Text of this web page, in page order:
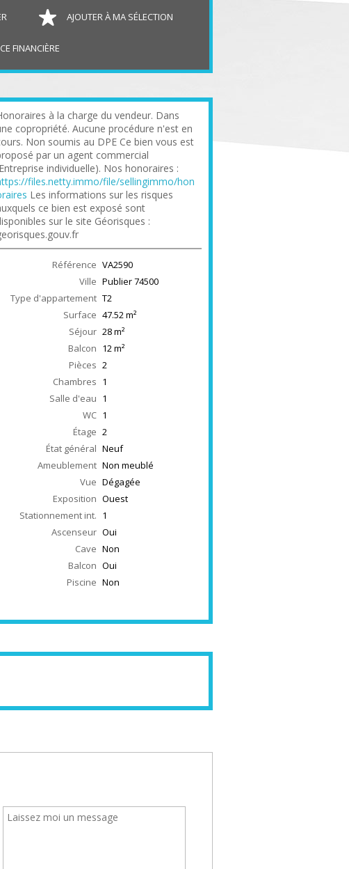
AJOUTER À MA SÉLECTION
FINANCIÈRE
à la charge du vendeur. Dans
copropriété. Aucune procédure n'est en
Non soumis au DPE Ce bien vous est
par un agent commercial
individuelle). Nos honoraires :
files.netty.immo/file/sellingimmo/hon
Les informations sur les risques
ce bien est exposé sont
sur le site Géorisques :
Référence VA2590
Ville Publier74500
Type d'appartement T2
Surface 47.52m²
Séjour 28m²
Balcon 12m²
Pièces 2
Chambres 1
Salle d'eau 1
WC 1
Étage 2
État général Neuf
Ameublement Non meublé
Vue Dégagée
Exposition Ouest
Stationnement int. 1
Ascenseur Oui
Cave Non
Balcon Oui
Piscine Non